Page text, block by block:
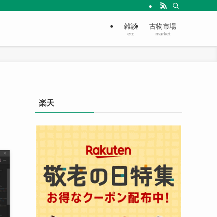
雑談
etc
古物市場
market
楽天